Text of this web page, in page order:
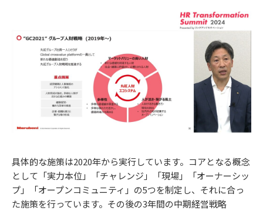
具体的な施策は2020年から実行しています。コアとなる概念
として「実力本位」「チャレンジ」「現場」「オーナーシッ
プ」「オープンコミュニティ」の5つを制定し、それに合っ
た施策を行っています。その後の3年間の中期経営戦略